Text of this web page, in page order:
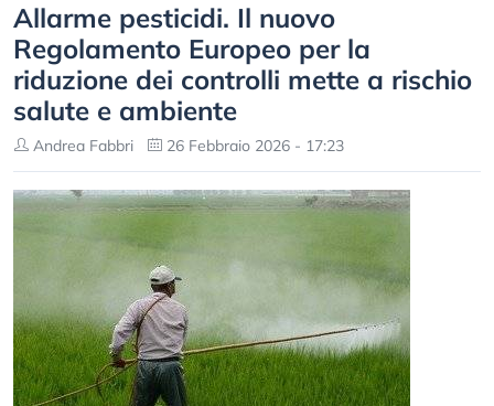
Allarme pesticidi. Il nuovo
Regolamento Europeo per la
riduzione dei controlli mette a rischio
salute e ambiente
Andrea Fabbri 26 Febbraio 2026 - 17:23